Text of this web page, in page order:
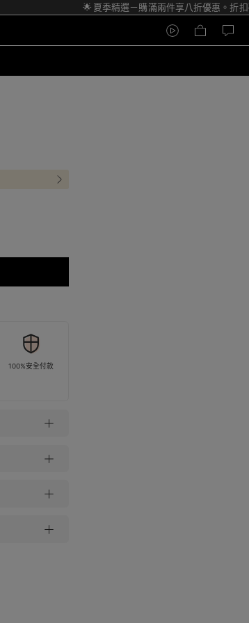
🌟 夏季精選－購滿兩件享八折優惠。折扣碼
100%安全付款